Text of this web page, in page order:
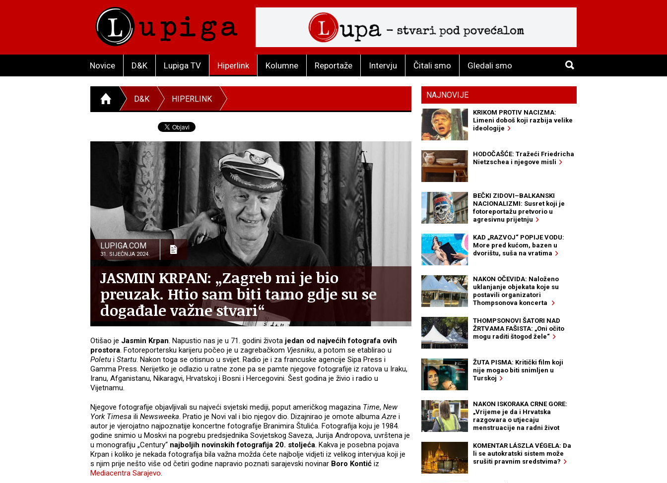
Novice D&K Lupiga TV Hiperlink Kolumne Reportaže Intervju Čitali smo Gledali smo
D&K HIPERLINK
LUPIGA.COM
31. SIJEČNJA 2024.
JASMIN KRPAN: „Zagreb mi je bio
preuzak. Htio sam biti tamo gdje su se
događale važne stvari“
Otišao je Jasmin Krpan. Napustio nas je u 71. godini života jedan od najvećih fotografa ovih
prostora. Fotoreportersku karijeru počeo je u zagrebačkom Vjesniku, a potom se etablirao u
Poletu i Startu. Nakon toga se otisnuo u svijet. Radio je i za francuske agencije Sipa Press i
Gamma Press. Nerijetko je odlazio u ratne zone pa se pamte njegove fotografije iz ratova u Iraku,
Iranu, Afganistanu, Nikaragvi, Hrvatskoj i Bosni i Hercegovini. Šest godina je živio i radio u
Vijetnamu.
Njegove fotografije objavljivali su najveći svjetski mediji, poput američkog magazina Time, New
York Timesa ili Newsweeka. Pratio je Novi val i bio njegov dio. Dizajnirao je omote albumaAzre i
autor je vjerojatno najpoznatije koncertne fotografije Branimira Štulića. Fotografija koju je 1984.
godine snimio u Moskvi na pogrebu predsjednika Sovjetskog Saveza, Jurija Andropova, uvrštena je
u monografiju „Century“ najboljih novinskih fotografija 20. stoljeća. Kakva je posebna pojava
Krpan i koliko je nekada fotografija bila važna možda ćete najbolje vidjeti iz velikog intervjua koji je
s njim prije nešto više od četiri godine napravio poznati sarajevski novinar Boro Kontić iz
Mediacentra Sarajevo.
NAJNOVIJE
KRIKOM PROTIV NACIZMA:
Limeni doboš koji razbija velike
ideologije
HODOČAŠĆE: Tražeći Friedricha
Nietzschea i njegove misli
BEČKI ZIDOVI–BALKANSKI
NACIONALIZMI: Susret koji je
fotoreportažu pretvorio u
agresivnu prijetnju
KAD „RAZVOJ“ POPIJE VODU:
More pred kućom, bazen u
dvorištu, suša na vratima
NAKON OČEVIDA: Naloženo
uklanjanje objekata koje su
postavili organizatori
Thompsonova koncerta
THOMPSONOVI ŠATORI NAD
ŽRTVAMA FAŠISTA: „Oni očito
mogu raditi štogod žele“
ŽUTA PISMA: Kritički film koji
nije mogao biti snimljen u
Turskoj
NAKON ISKORAKA CRNE GORE:
„Vrijeme je da i Hrvatska
razgovara o utjecaju
menstruacije na radni život
KOMENTAR LÁSZLA VÉGELA: Da
li se autokratski sistem može
srušiti pravnim sredstvima?